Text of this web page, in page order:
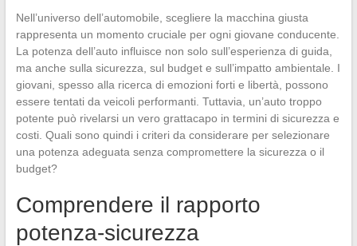
Nell’universo dell’automobile, scegliere la macchina giusta
rappresenta un momento cruciale per ogni giovane conducente.
La potenza dell’auto influisce non solo sull’esperienza di guida,
ma anche sulla sicurezza, sul budget e sull’impatto ambientale. I
giovani, spesso alla ricerca di emozioni forti e libertà, possono
essere tentati da veicoli performanti. Tuttavia, un’auto troppo
potente può rivelarsi un vero grattacapo in termini di sicurezza e
costi. Quali sono quindi i criteri da considerare per selezionare
una potenza adeguata senza compromettere la sicurezza o il
budget?
Comprendere il rapporto
potenza-sicurezza